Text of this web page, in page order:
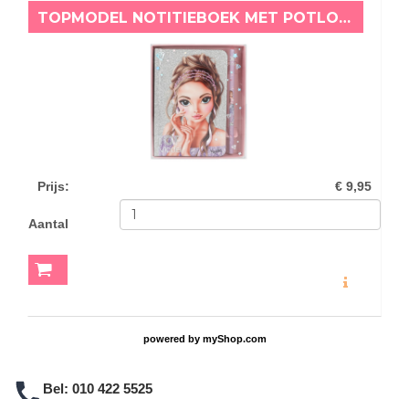
TOPMODEL NOTITIEBOEK MET POTLOOD GLITTER QUEEN
Prijs: € 9,95
Aantal
powered by myShop.com
Bel: 010 422 5525